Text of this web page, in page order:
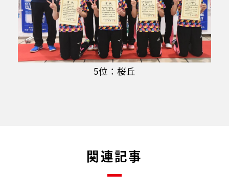
5位：桜丘
関連記事